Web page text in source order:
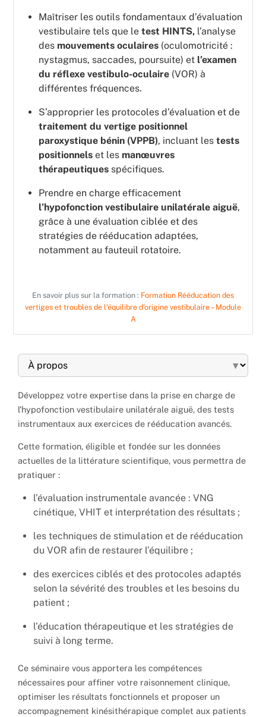
Maîtriser les outils fondamentaux d’évaluation
vestibulaire tels que le test HINTS, l’analyse
des mouvements oculaires (oculomotricité :
nystagmus, saccades, poursuite) et l’examen
du réflexe vestibulo-oculaire (VOR) à
différentes fréquences.
S’approprier les protocoles d’évaluation et de
traitement du vertige positionnel
paroxystique bénin (VPPB), incluant les tests
positionnels et les manœuvres
thérapeutiques spécifiques.
Prendre en charge efficacement
l’hypofonction vestibulaire unilatérale aiguë,
grâce à une évaluation ciblée et des
stratégies de rééducation adaptées,
notamment au fauteuil rotatoire.
En savoir plus sur la formation : Formation Rééducation des
vertiges et troubles de l’équilibre d’origine vestibulaire – Module
A
▾
Développez votre expertise dans la prise en charge de
l’hypofonction vestibulaire unilatérale aiguë, des tests
instrumentaux aux exercices de rééducation avancés.
Cette formation, éligible et fondée sur les données
actuelles de la littérature scientifique, vous permettra de
pratiquer :
l’évaluation instrumentale avancée : VNG
cinétique, VHIT et interprétation des résultats ;
les techniques de stimulation et de rééducation
du VOR afin de restaurer l’équilibre ;
des exercices ciblés et des protocoles adaptés
selon la sévérité des troubles et les besoins du
patient ;
l’éducation thérapeutique et les stratégies de
suivi à long terme.
Ce séminaire vous apportera les compétences
nécessaires pour affiner votre raisonnement clinique,
optimiser les résultats fonctionnels et proposer un
accompagnement kinésithérapique complet aux patients